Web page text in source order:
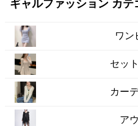
ギャルファッション カテ
ワン
セッ
カー
ア